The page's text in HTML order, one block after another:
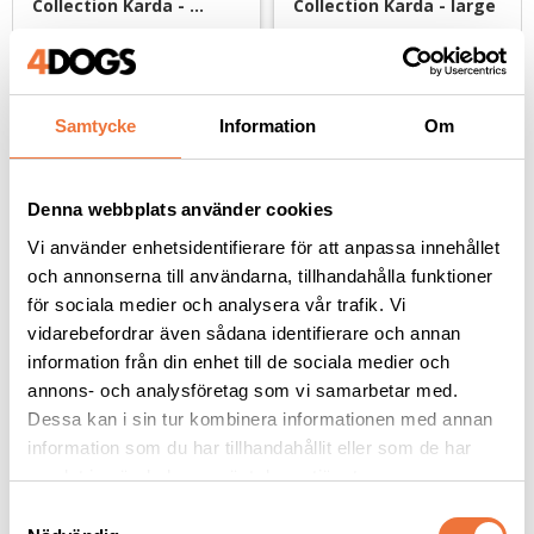
Samtycke Information Om
Denna webbplats använder cookies
Vi använder enhetsidentifierare för att anpassa innehållet
och annonserna till användarna, tillhandahålla funktioner
för sociala medier och analysera vår trafik. Vi
vidarebefordrar även sådana identifierare och annan
information från din enhet till de sociala medier och
annons- och analysföretag som vi samarbetar med.
Dessa kan i sin tur kombinera informationen med annan
information som du har tillhandahållit eller som de har
samlat in när du har använt deras tjänster.
Collection Karda -
189kr
Collection Karda - large
Andra köpte även